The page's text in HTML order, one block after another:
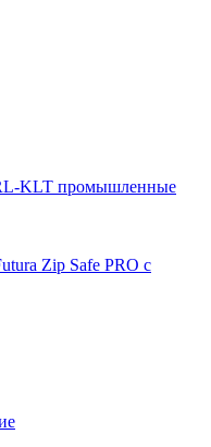
KLT промышленные
Zip Safe PRO с